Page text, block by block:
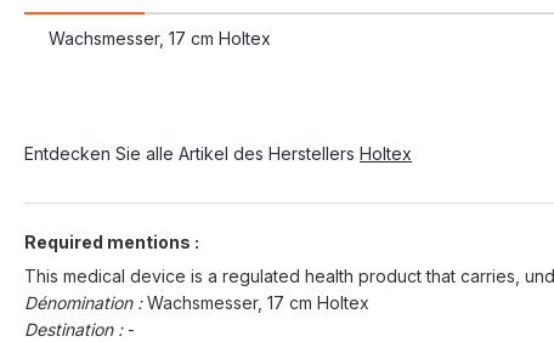
Wachsmesser, 17 cm Holtex
Entdecken Sie alle Artikel des Herstellers Holtex
Required mentions :
This medical device is a regulated health product that carries,
Dénomination :Wachsmesser, 17 cm Holtex
Destination : -